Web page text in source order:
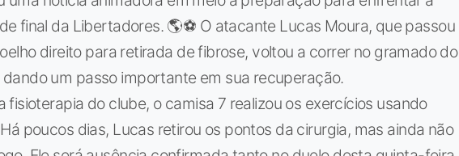
final da Libertadores. 🌎⚽ O atacante Lucas Moura, que passou
direito para retirada de fibrose, voltou a correr no gramado do
dando um passo importante em sua recuperação.
fisioterapia do clube, o camisa 7 realizou os exercícios usando
poucos dias, Lucas retirou os pontos da cirurgia, mas ainda não